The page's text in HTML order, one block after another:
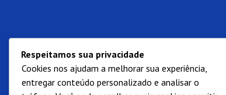
Respeitamos sua privacidade
Cookies nos ajudam a melhorar sua experiência,
entregar conteúdo personalizado e analisar o